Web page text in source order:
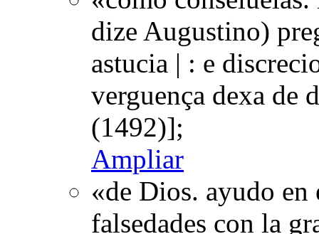
dize Augustino)
astucia | : e
verguença dexa de
(1492)];
Ampliar
«de Dios. ayudo en
falsedades con la